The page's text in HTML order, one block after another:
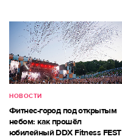
НОВОСТИ
Фитнес-город под открытым
небом: как прошёл
юбилейный DDX Fitness FEST